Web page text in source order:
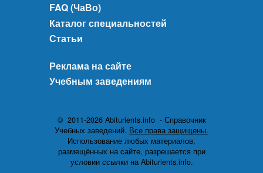
FAQ (ЧаВо)
Каталог специальностей
Статьи
Реклама на сайте
Учебным заведениям
© 2011-2026 Abiturients.info - Справочник
Учебных заведений. Все права защищены.
Использование любых материалов,
размещённых на сайте, разрешается при
условии ссылки на Abiturients.info.